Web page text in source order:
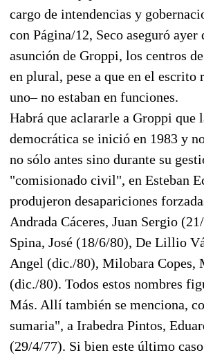
cargo de intendencias y
con Página/12, Seco aseguró ayer
asunción de Groppi, los centros
en plural, pese a que en el escrito
uno– no estaban en funciones.
Habrá que aclararle a Groppi que
democrática se inició en 1983 y
no sólo antes sino durante su
"comisionado civil", en Esteban
produjeron desapariciones
Andrada Cáceres, Juan Sergio
Spina, José (18/6/80), De Lillio
Angel (dic./80), Milobara Copes,
(dic./80). Todos estos nombres
Más. Allí también se menciona,
sumaria", a Irabedra Pintos,
(29/4/77). Si bien este último